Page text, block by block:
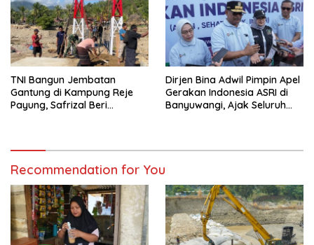
TNI Bangun Jembatan
Gantung di Kampung Reje
Payung, Safrizal Beri
Dirjen Bina Adwil Pimpin Apel
Gerakan Indonesia ASRI di
Banyuwangi, Ajak Seluruh
Recommendation for You